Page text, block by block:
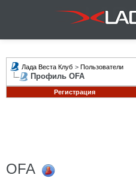
Лада Веста Клуб > Пользователи
Профиль OFA
Регистрация
OFA